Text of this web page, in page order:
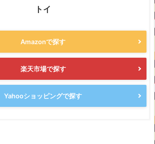
トイ
Amazonで探す
楽天市場で探す
Yahooショッピングで探す